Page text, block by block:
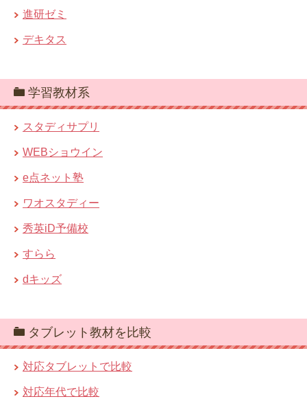
進研ゼミ
デキタス
学習教材系
スタディサプリ
WEBショウイン
e点ネット塾
ワオスタディー
秀英iD予備校
すらら
dキッズ
タブレット教材を比較
対応タブレットで比較
対応年代で比較